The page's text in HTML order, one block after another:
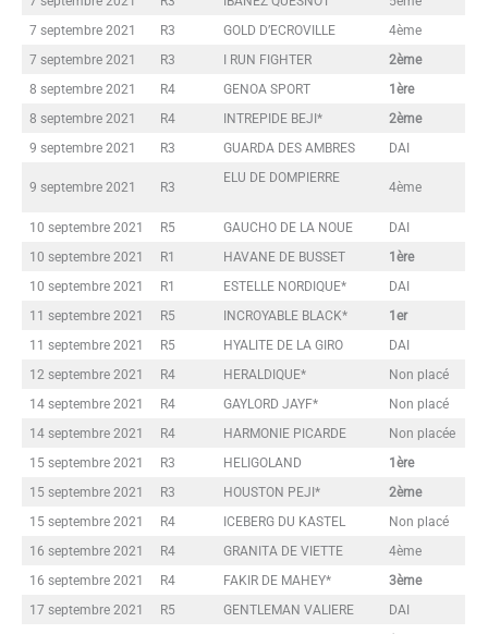
7 septembre 2021
R3 GOLD D’ECROVILLE
4ème
7 septembre 2021
R3 I RUN FIGHTER
2ème
8 septembre 2021
R4 GENOA SPORT
1ère
8 septembre 2021
R4 INTREPIDE BEJI*
2ème
9 septembre 2021
R3 GUARDA DES AMBRES DAI
9 septembre 2021 R3
ELU DE DOMPIERRE
4ème
10 septembre 2021 R5 GAUCHO DE LA NOUE
DAI
10 septembre 2021
R1 HAVANE DE BUSSET
1ère
10 septembre 2021
R1 ESTELLE NORDIQUE*
DAI
11 septembre 2021
R5 INCROYABLE BLACK*
1er
11 septembre 2021
R5 HYALITE DE LA GIRO
DAI
12 septembre 2021
R4 HERALDIQUE*
Non placé
14 septembre 2021
R4 GAYLORD JAYF*
Non placé
14 septembre 2021
R4 HARMONIE PICARDE
Non placée
15 septembre 2021
R3 HELIGOLAND
1ère
15 septembre 2021
R3 HOUSTON PEJI*
2ème
15 septembre 2021
R4 ICEBERG DU KASTEL
Non placé
16 septembre 2021
R4 GRANITA DE VIETTE
4ème
16 septembre 2021
R4 FAKIR DE MAHEY*
3ème
17 septembre 2021
R5 GENTLEMAN VALIERE
DAI